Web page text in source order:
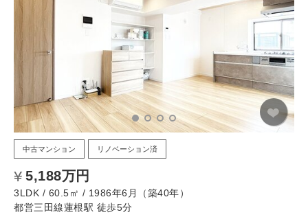
中古マンション リノベーション済
5,188万円
3LDK / 60.5㎡ / 1986年6月（築40年）
都営三田線蓮根駅 徒歩5分